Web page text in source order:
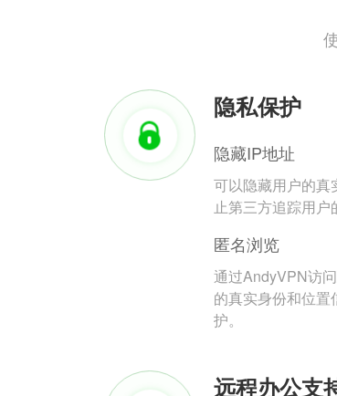
隐私保护
隐藏IP地址
可以隐藏用户的真
止第三方追踪用户
匿名浏览
通过AndyVPN访
的真实身份和位置
护。
远程办公支